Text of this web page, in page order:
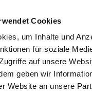
Cookies
um Inhalte und
für soziale
auf unsere
geben wir
Website an unsere
an das jährliche
Services” und ein
Mobilitätswende.
Klima!“ geht es
Kindern als auch um
So können
einnehmen und